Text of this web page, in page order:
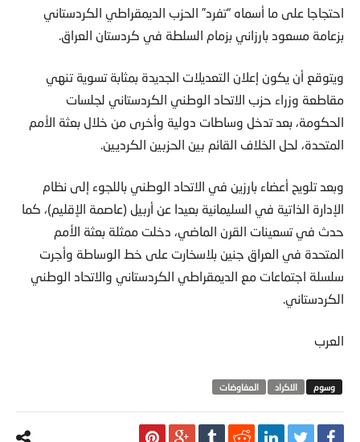
احتجاجا على ما أسماه “تفرد” الحزب الديمقراطي الكردستاني
بزعامة مسعود بارزاني بزمام السلطة في كردستان العراق.
ويتوقع أن يكون إعلان التعديلات الجديدة بمثابة تسوية تنهي
مقاطعة وزراء حزب الاتحاد الوطني الكردستاني لجلسات
الحكومة، بعد تدخل وساطات دولية وأخرى من خلال بعثة الأمم
المتحدة، لحل الخلاف القائم بين الحزبين الكرديين.
وبعد تلويح أعضاء بارزين في الاتحاد الوطني باللجوء إلى نظام
الإدارة الذاتية في السليمانية بعيدا عن أربيل (عاصمة الإقليم)، كما
حدث في تسعينات القرن الماضي، دخلت ممثلة بعثة الأمم
المتحدة في العراق جنين بلاسخارت على خط الوساطة وأجرت
سلسلة اجتماعات مع الديمقراطي الكردستاني والاتحاد الوطني
الكردستاني.
العرب
الاكراد المفاوضات